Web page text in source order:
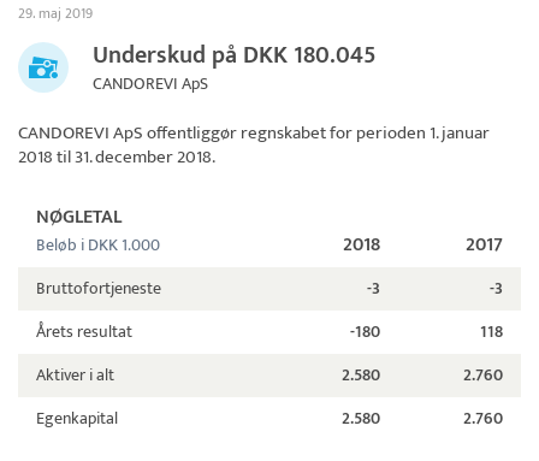
29. maj 2019
Underskud på DKK 180.045
CANDOREVI ApS
CANDOREVI ApSoffentliggør regnskabet for perioden 1. januar
2018 til 31. december 2018.
NØGLETAL
Beløb i DKK 1.000 2018 2017
Bruttofortjeneste -3
-3
Årets resultat
-180
118
Aktiver i alt
2.580
2.760
Egenkapital
2.580 2.760